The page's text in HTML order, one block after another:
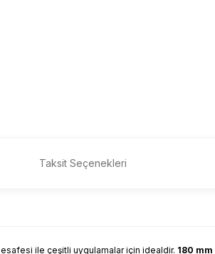
Taksit Seçenekleri
ile çeşitli uygulamalar için idealdir. 180 mm